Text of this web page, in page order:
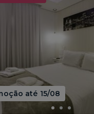
até 15/08